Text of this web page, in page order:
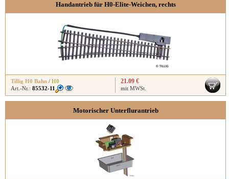
Handantrieb für H0-Elite-Weichen, rechts
Tillig H0 Bahn / H0
Art.-Nr.: 85532-11
21.09 €
mit MWSt.
Motorischer Unterflurantrieb